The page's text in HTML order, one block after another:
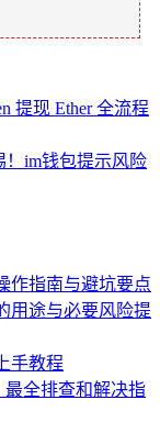
提现 Ether 全流程
！im钱包提示风险
作指南与避坑要点
用途与必要风险提
手教程
最全排查和解决指